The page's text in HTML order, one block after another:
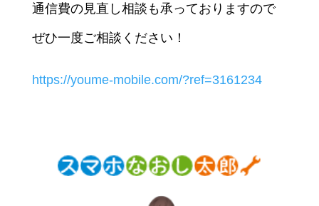
通信費の見直し相談も承っておりますので
ぜひ一度ご相談ください！
https://youme-mobile.com/?ref=3161234